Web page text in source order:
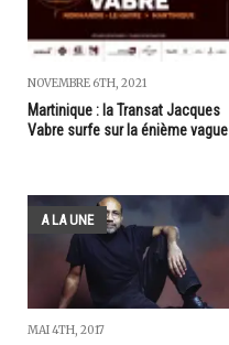
NOVEMBRE 6TH, 2021
Martinique : la Transat Jacques
Vabre surfe sur la énième vague
A LA UNE
MAI 4TH, 2017